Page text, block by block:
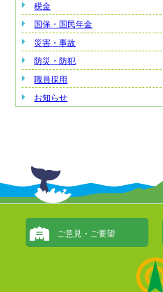
税金
国保・国民年金
災害・事故
防災・防犯
職員採用
お知らせ
ご意見・ご要望